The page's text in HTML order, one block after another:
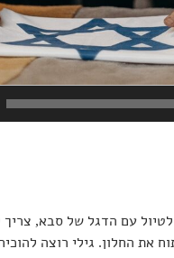
לטיול עם הדגל של סבא,
את החלון. גילי רוצה